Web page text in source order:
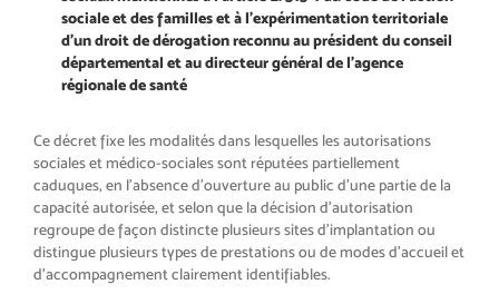
sociale et des familles et à l’expérimentation territoriale
d’un droit de dérogation reconnu au président du conseil
départemental et au directeur général de l’agence
régionale de santé
Ce décret fixe les modalités dans lesquelles les autorisations
sociales et médico-sociales sont réputées partiellement
caduques, en l’absence d’ouverture au public d’une partie de la
capacité autorisée, et selon que la décision d’autorisation
regroupe de façon distincte plusieurs sites d’implantation ou
distingue plusieurs types de prestations ou de modes d’accueil et
d’accompagnement clairement identifiables.